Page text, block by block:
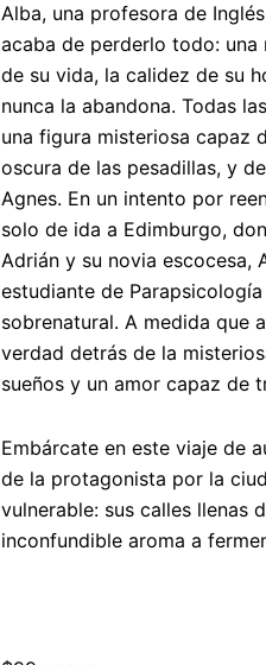
Alba, una profesora de
acaba de perderlo todo:
de su vida, la calidez de su
nunca la abandona. Todas
una figura misteriosa capaz
oscura de las pesadillas, y
Agnes. En un intento por
solo de ida a Edimburgo,
Adrián y su novia escocesa,
estudiante de
sobrenatural. A medida que
verdad detrás de la
sueños y un amor capaz de
Embárcate en este viaje de
de la protagonista por la
vulnerable: sus calles llenas
inconfundible aroma a